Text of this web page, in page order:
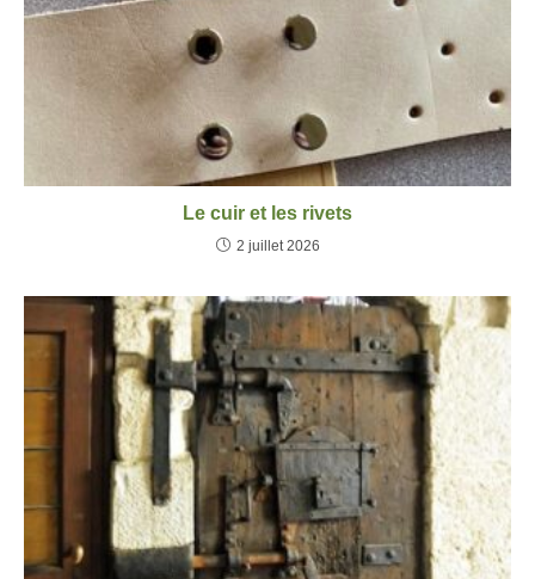
Le cuir et les rivets
2 juillet 2026